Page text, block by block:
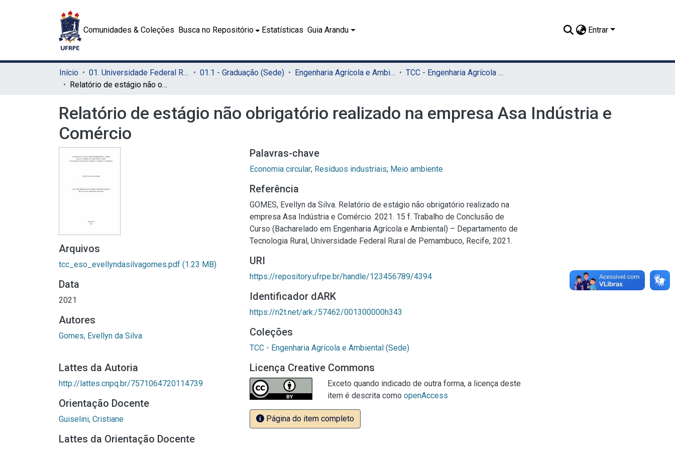
Comunidades & Coleções Busca no Repositório Estatísticas Guia Arandu Entrar
Início 01. Universidade Federal Rural de Pernambuco - UFRPE (Sede) 01.1 - Graduação (Sede) Engenharia Agrícola e Ambiental (Sede)
TCC - Engenharia Agrícola e Ambiental (Sede)
Relatório de estágio não obrigatório realizado na empresa Asa Indústria e Comércio
Relatório de estágio não obrigatório realizado na empresa Asa Indústria e
Comércio
Arquivos
tcc_eso_evellyndasilvagomes.pdf (1.23 MB)
Data
2021
Autores
Gomes, Evellyn da Silva
Lattes da Autoria
http://lattes.cnpq.br/7571064720114739
Orientação Docente
Guiselini, Cristiane
Lattes da Orientação Docente
Palavras-chave
Economia circular; Resíduos industriais; Meio ambiente
Referência
GOMES, Evellyn da Silva. Relatório de estágio não obrigatório realizado na
empresa Asa Indústria e Comércio. 2021. 15 f. Trabalho de Conclusão de
Curso (Bacharelado em Engenharia Agrícola e Ambiental) – Departamento de
Tecnologia Rural, Universidade Federal Rural de Pernambuco, Recife, 2021.
URI
https://repository.ufrpe.br/handle/123456789/4394
Identificador dARK
https://n2t.net/ark:/57462/001300000h343
Coleções
TCC - Engenharia Agrícola e Ambiental (Sede)
Licença Creative Commons
Exceto quando indicado de outra forma, a licença deste
item é descrita como openAccess
Página do item completo